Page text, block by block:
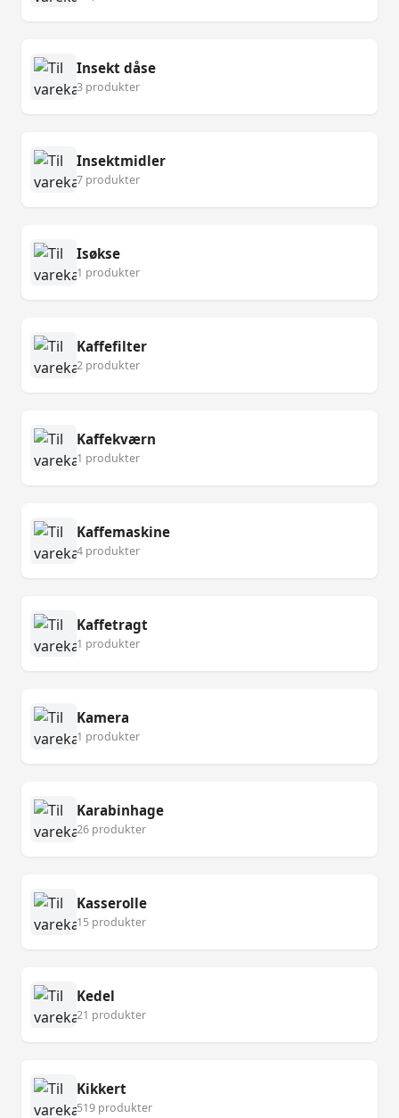
Insekt dåse
3 produkter
Insektmidler
7 produkter
Isøkse
1 produkter
Kaffefilter
2 produkter
Kaffekværn
1 produkter
Kaffemaskine
4 produkter
Kaffetragt
1 produkter
Kamera
1 produkter
Karabinhage
26 produkter
Kasserolle
15 produkter
Kedel
21 produkter
Kikkert
519 produkter